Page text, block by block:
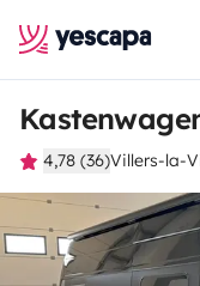
4,78 (36)Villers-la-